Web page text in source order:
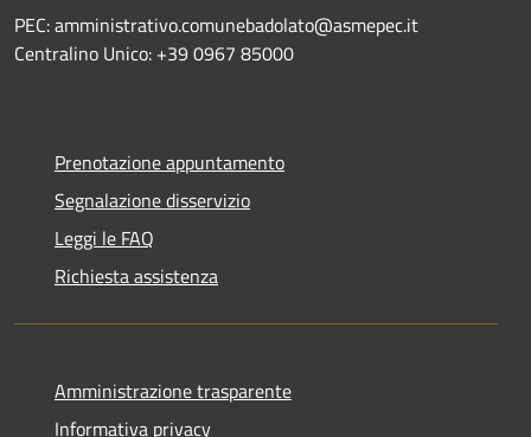
PEC: amministrativo.comunebadolato@asmepec.it
Centralino Unico: +39 0967 85000
Prenotazione appuntamento
Segnalazione disservizio
Leggi le FAQ
Richiesta assistenza
Amministrazione trasparente
Informativa privacy